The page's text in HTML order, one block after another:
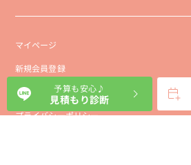
マイページ
新規会員登録
会社概要
プライバシーポリシー
予算も安心♪
見積もり診断